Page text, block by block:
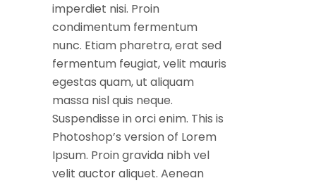
imperdiet nisi. Proin
condimentum fermentum
nunc. Etiam pharetra, erat sed
fermentum feugiat, velit mauris
egestas quam, ut aliquam
massa nisl quis neque.
Suspendisse in orci enim. This is
Photoshop’s version of Lorem
Ipsum. Proin gravida nibh vel
velit auctor aliquet. Aenean